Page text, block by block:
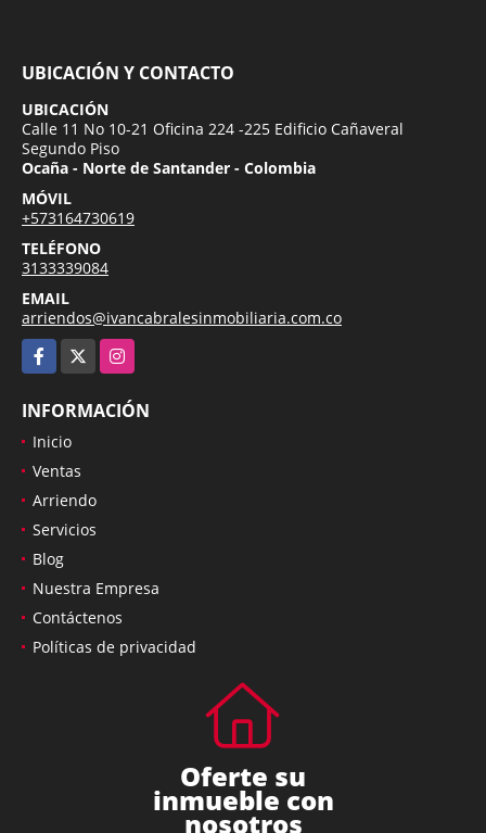
UBICACIÓN Y CONTACTO
UBICACIÓN
Calle 11 No 10-21 Oficina 224 -225 Edificio Cañaveral
Segundo Piso
Ocaña - Norte de Santander - Colombia
MÓVIL
+573164730619
TELÉFONO
3133339084
EMAIL
arriendos@ivancabralesinmobiliaria.com.co
Facebook
Instagram
INFORMACIÓN
Inicio
Ventas
Arriendo
Servicios
Blog
Nuestra Empresa
Contáctenos
Políticas de privacidad
Oferte su
inmueble con
nosotros